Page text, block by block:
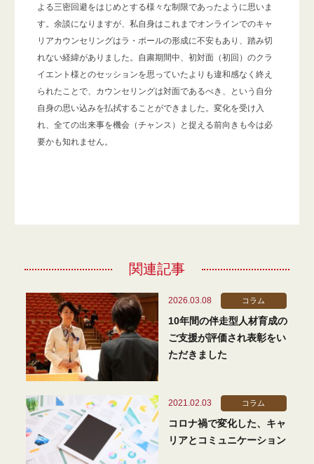
よる三密回避をはじめとする様々な制限であったように思いま
す。余談になりますが、私自身はこれまでオンラインでのキャ
リアカウンセリングはラ・ポールの形成に不安もあり、踏み切
れない経緯がありました。自粛期間中、初対面（初回）のクラ
イエント様とのセッションを思っていたよりも違和感なく終え
られたことで、カウンセリングは対面であるべき、という自分
自身の思い込みを払拭することができました。変化を受け入
れ、全ての出来事を機会（チャンス）と捉える前向きも今は必
要かも知れません。
関連記事
2026.03.08 コラム
10年間の伴走型人材育成の
ご支援が評価され表彰をい
ただきました
2021.02.03 コラム
コロナ禍で変化した、キャ
リアとコミュニケーション